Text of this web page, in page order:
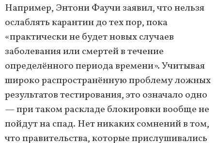
Например, Энтони Фаучи заявил, что нельзя
ослаблять карантин до тех пор, пока
«практически не будет новых случаев
заболевания или смертей в течение
определённого периода времени». Учитывая
широко распространённую проблему ложных
результатов тестирования, это означало одно
— при таком раскладе блокировки вообще не
пойдут на спад. Нет никаких сомнений в том,
что правительства, которые прислушивались